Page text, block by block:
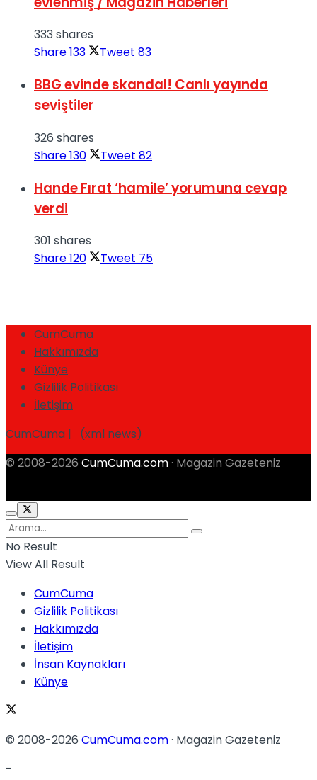
333 shares
Share133 Tweet 83
BBG evinde skandal! Canlı yayında
seviştiler
326 shares
Share130 Tweet 82
Hande Fırat ‘hamile’ yorumuna cevap
verdi
301 shares
Share120 Tweet 75
CumCuma
Hakkımızda
Künye
Gizlilik Politikası
İletişim
CumCuma | (xml news)
© 2008-2026 CumCuma.com · Magazin Gazeteniz
No Result
View All Result
CumCuma
Gizlilik Politikası
Hakkımızda
İletişim
İnsan Kaynakları
Künye
© 2008-2026 CumCuma.com· Magazin Gazeteniz
-